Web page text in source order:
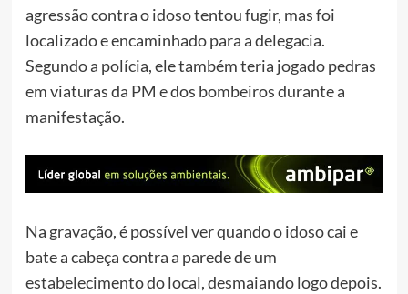
agressão contra o idoso tentou fugir, mas foi
localizado e encaminhado para a delegacia.
Segundo a polícia, ele também teria jogado pedras
em viaturas da PM e dos bombeiros durante a
manifestação.
Na gravação, é possível ver quando o idoso cai e
bate a cabeça contra a parede de um
estabelecimento do local, desmaiando logo depois.